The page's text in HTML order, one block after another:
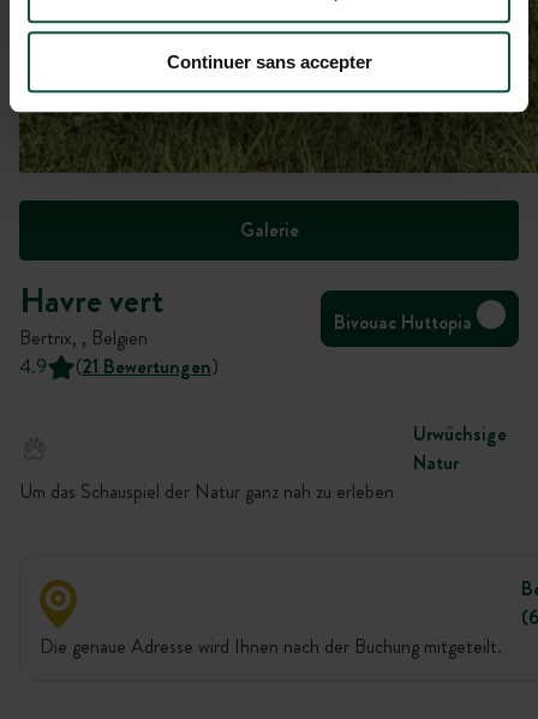
Continuer sans accepter
Galerie
Havre vert
Bertrix, , Belgien
Bivouac Huttopia
4.9
(21 Bewertungen)
Urwüchsige
Natur
Um das Schauspiel der Natur ganz nah zu erleben
Die genaue Adresse wird Ihnen nach der Buchung mitgeteilt.